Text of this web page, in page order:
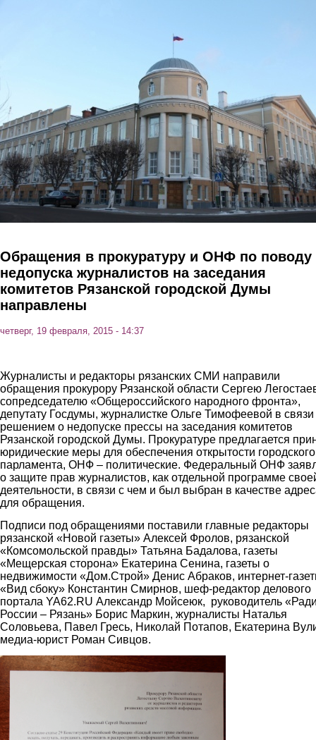
Обращения в прокуратуру и ОНФ по поводу
недопуска журналистов на заседания
комитетов Рязанской городской Думы
направлены
четверг, 19 февраля, 2015 - 14:37
Журналисты и редакторы рязанских СМИ направили
обращения прокурору Рязанской области Сергею
сопредседателю «Общероссийского народного фронта»,
депутату Госдумы, журналистке Ольге Тимофеевой в связи
решением о недопуске прессы на заседания комитетов
Рязанской городской Думы. Прокуратуре предлагается
юридические меры для обеспечения открытости городского
парламента, ОНФ – политические. Федеральный ОНФ
о защите прав журналистов, как отдельной программе
деятельности, в связи с чем и был выбран в качестве
для обращения.
Подписи под обращениями поставили главные редакторы
рязанской «Новой газеты» Алексей Фролов, рязанской
«Комсомольской правды» Татьяна Бадалова, газеты
«Мещерская сторона» Екатерина Сенина, газеты о
недвижимости «Дом.Строй» Денис Абраков, интернет-
«Вид сбоку» Константин Смирнов, шеф-редактор делового
портала YA62.RU Александр Мойсеюк, руководитель
России – Рязань» Борис Маркин, журналисты Наталья
Соловьева, Павел Гресь, Николай Потапов, Екатерина
медиа-юрист Роман Сивцов.
2.gif